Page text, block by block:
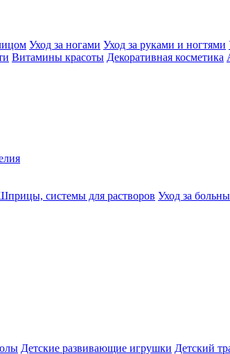
Уход за ногами Уход за руками и ногтями
Витамины красоты Декоративная косметика
системы для растворов Уход за
Детские развивающие игрушки Детский